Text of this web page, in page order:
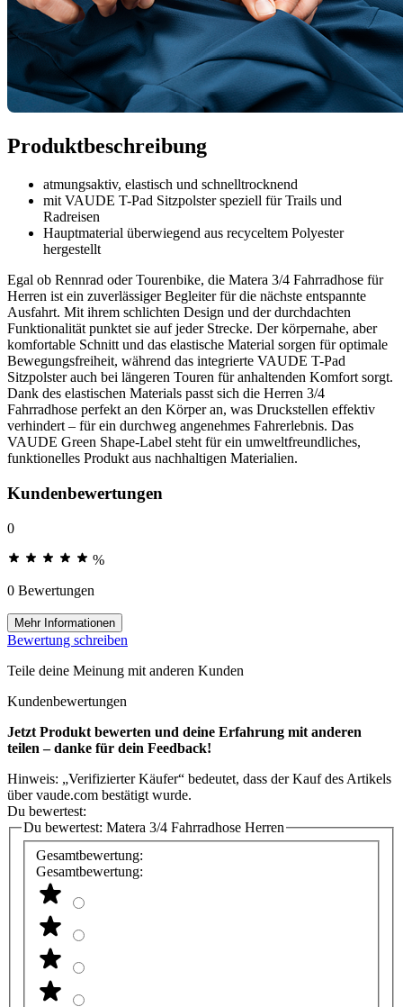
Produktbeschreibung
atmungsaktiv, elastisch und schnelltrocknend
mit VAUDE T-Pad Sitzpolster speziell für Trails und
Radreisen
Hauptmaterial überwiegend aus recyceltem Polyester
hergestellt
Egal ob Rennrad oder Tourenbike, die Matera 3/4 Fahrradhose für
Herren ist ein zuverlässiger Begleiter für die nächste entspannte
Ausfahrt. Mit ihrem schlichten Design und der durchdachten
Funktionalität punktet sie auf jeder Strecke. Der körpernahe, aber
komfortable Schnitt und das elastische Material sorgen für optimale
Bewegungsfreiheit, während das integrierte VAUDE T-Pad
Sitzpolster auch bei längeren Touren für anhaltenden Komfort sorgt.
Dank des elastischen Materials passt sich die Herren 3/4
Fahrradhose perfekt an den Körper an, was Druckstellen effektiv
verhindert – für ein durchweg angenehmes Fahrerlebnis. Das
VAUDE Green Shape-Label steht für ein umweltfreundliches,
funktionelles Produkt aus nachhaltigen Materialien.
Kundenbewertungen
0
%
0 Bewertungen
Mehr Informationen
Bewertung schreiben
Teile deine Meinung mit anderen Kunden
Kundenbewertungen
Jetzt Produkt bewerten und deine Erfahrung mit anderen
teilen – danke für dein Feedback!
Hinweis: „Verifizierter Käufer“ bedeutet, dass der Kauf des Artikels
über vaude.com bestätigt wurde.
Du bewertest:
Du bewertest: Matera 3/4 Fahrradhose Herren
Gesamtbewertung:
Gesamtbewertung: